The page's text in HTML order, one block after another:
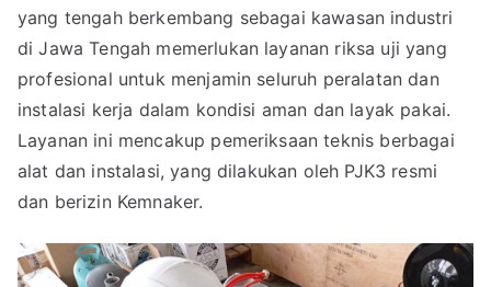
yang tengah berkembang sebagai kawasan industri
di Jawa Tengah memerlukan layanan riksa uji yang
profesional untuk menjamin seluruh peralatan dan
instalasi kerja dalam kondisi aman dan layak pakai.
Layanan ini mencakup pemeriksaan teknis berbagai
alat dan instalasi, yang dilakukan oleh PJK3 resmi
dan berizin Kemnaker.